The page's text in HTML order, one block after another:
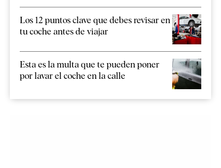
Los 12 puntos clave que debes revisar en
tu coche antes de viajar
Esta es la multa que te pueden poner
por lavar el coche en la calle